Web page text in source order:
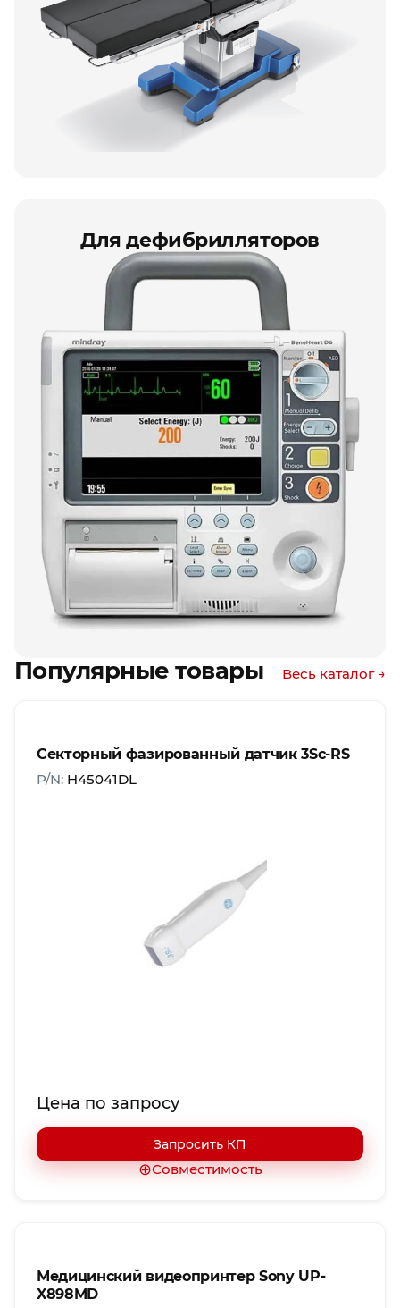
Для дефибрилляторов
Популярные товары Весь каталог →
Секторный фазированный датчик 3Sc-RS
P/N: H45041DL
Цена по запросу
Запросить КП
⊕Совместимость
Медицинский видеопринтер Sony UP-
X898MD